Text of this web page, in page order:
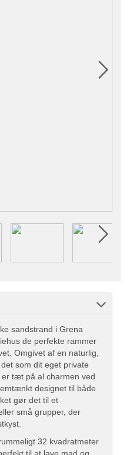
sandstrand i Grena
de perfekte rammer
Omgivet af en naturlig,
som dit eget private
tæt på al charmen ved
designet til både
gør det til et
små grupper, der
32 kvadratmeter